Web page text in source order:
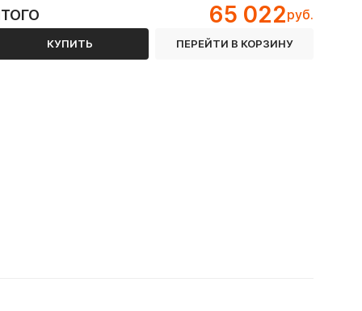
65 022руб.
КУПИТЬ ПЕРЕЙТИ В КОРЗИНУ